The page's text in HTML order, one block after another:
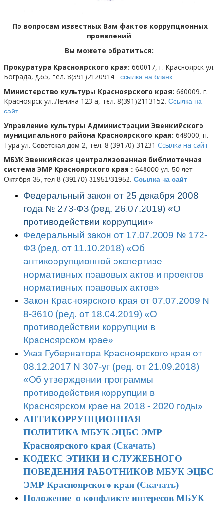
По вопросам известных Вам фактов коррупционных
проявлений
Вы можете обратиться:
Прокуратура Красноярского края: 660017, г. Красноярск ул.
Бограда, д.65, тел. 8(391)2120914 : ссылка на бланк
Министерство культуры Красноярского края: 660009, г.
Красноярск ул. Ленина 123 а, тел. 8(391)2113152 Ссылка на
сайт
Управление культуры Администрации Эвенкийского
муниципального района Красноярского края: 648000, п.
Тура ул. Советская дом 2, тел. 8 (39170) 31231 Ссылка на сайт
МБУК Эвенкийская централизованная библиотечная
система ЭМР Красноярского края : 648000 ул. 50 лет
Октября 35, тел 8 (39170) 31951/31952. Ссылка на сайт
Федеральный закон от 25 декабря 2008
года № 273-ФЗ (ред. 26.07.2019) «О
противодействии коррупции»
Федеральный закон от 17.07.2009 № 172-
ФЗ (ред. от 11.10.2018) «Об
антикоррупционной экспертизе
нормативных правовых актов и проектов
нормативных правовых актов»
Закон Красноярского края от 07.07.2009 N
8-3610 (ред. от 18.04.2019) «О
противодействии коррупции в
Красноярском крае»
Указ Губернатора Красноярского края от
08.12.2017 N 307-уг (ред. от 21.09.2018)
«Об утверждении программы
противодействия коррупции в
Красноярском крае на 2018 - 2020 годы»
АНТИКОРРУПЦИОННАЯ
ПОЛИТИКА МБУК ЭЦБС ЭМР
Красноярского края(Скачать)
КОДЕКС ЭТИКИ И СЛУЖЕБНОГО
ПОВЕДЕНИЯ РАБОТНИКОВ МБУК ЭЦБС
ЭМР Красноярского края (Скачать)
Положение о конфликте интересов МБУК